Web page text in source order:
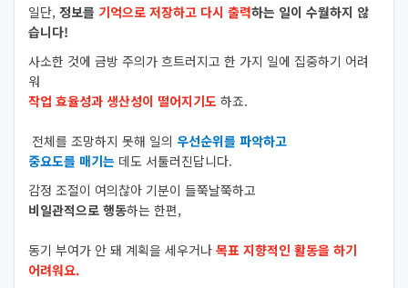
일단, 정보를 기억으로 저장하고 다시 출력하는 일이 수월하지 않
습니다!
사소한 것에 금방 주의가 흐트러지고 한 가지 일에 집중하기 어려
워
작업 효율성과 생산성이 떨어지기도 하죠.
전체를 조망하지 못해 일의 우선순위를 파악하고
중요도를 매기는 데도 서툴러진답니다.
감정 조절이 여의찮아 기분이 들쭉날쭉하고
비일관적으로 행동하는 한편,
동기 부여가 안 돼 계획을 세우거나 목표 지향적인 활동을 하기
어려워요.